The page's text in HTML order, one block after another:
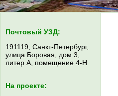
Почтовый УЗД:
191119, Санкт-Петербург,
улица Боровая, дом 3,
литер А, помещение 4-Н
На проекте: